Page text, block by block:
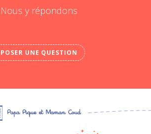
Nous y répondons
POSER UNE QUESTION